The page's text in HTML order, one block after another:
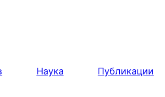
Наука Публикации